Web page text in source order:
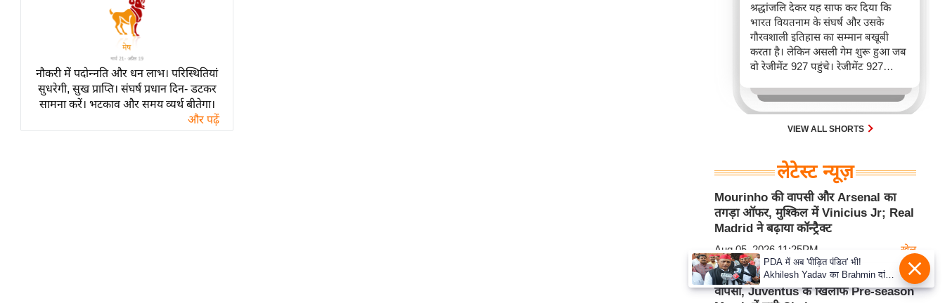
फिल्म समीक्षा
लाइफस्टाइल
टेक्नॉलॉजी
नौकरी में पदोन्नति और धन लाभ। परिस्थितियां
सुधरेगी, सुख प्राप्ति। संघर्ष प्रधान दिन- डटकर
सामना करें। भटकाव और समय व्यर्थ बीतेगा।
और पढ़ें
श्रद्धांजलि देकर यह साफ कर दिया कि
भारत वियतनाम के संघर्ष और उसके
गौरवशाली इतिहास का सम्मान बखूबी
करता है। लेकिन असली गेम शुरू हुआ जब
वो रेजीमेंट 927 पहुंचे। रेजीमेंट 927
एयर चीफ ने सीधे वियतनामी फाइटर
पायलट से बातचीत की। वियतनाम भी सुई
30 एम के भी उड़ाता है और भारत के पास
VIEW ALL SHORTS
लेटेस्ट न्यूज़
Mourinho की वापसी और Arsenal का
तगड़ा ऑफर, मुश्किल में Vinicius Jr; Real
Madrid ने बढ़ाया कॉन्ट्रैक्ट
Aug 05, 2026 11:25PM खेल
Mikhailo Mudryk की 2 साल बाद मैदान पर
वापसी, Juventus के खिलाफ Pre-season
PDA में अब 'पीड़ित पंडित' भी!
Akhilesh Yadav का Brahmin दांव,
बोले- Krishna-Sudama की दोस्ती
पुरानी